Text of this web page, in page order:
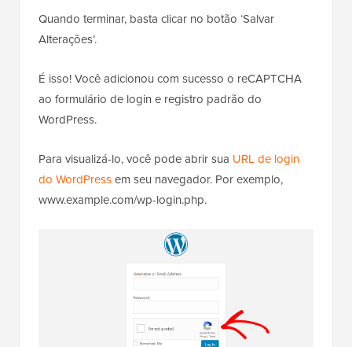
Quando terminar, basta clicar no botão ‘Salvar
Alterações’.
É isso! Você adicionou com sucesso o reCAPTCHA
ao formulário de login e registro padrão do
WordPress.
Para visualizá-lo, você pode abrir sua URL de login
do WordPressem seu navegador. Por exemplo,
www.example.com/wp-login.php.